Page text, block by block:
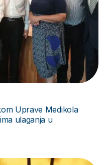
Uprave Medikola
ulaganja u